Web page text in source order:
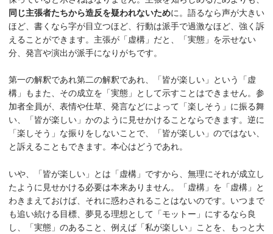
同じ主張者たちから造反を疑われないために。語るなら声が大きい
ほど、書くなら字が目立つほど、行動は派手で過激なほど、強く訴
えることができます。主張が「虚構」だと、「実態」を示せない
分、発言や演出が派手になりがちです。
第一の解釈であれ第二の解釈であれ、「皆が楽しい」という「虚
構」もまた、その成立を「実態」として示すことはできません。参
加者全員が、表情や仕草、発言などによって「楽しそう」に振る舞
い、「皆が楽しい」かのように見せかけることならできます。逆に
「楽しそう」な振りをしないことで、「皆が楽しい」のではない、
と訴えることもできます。本心はどうであれ。
いや、「皆が楽しい」とは「虚構」ですから、無理にそれが成立し
たように見せかける必要は本来ありません。「虚構」を「虚構」と
わきまえておけば、それに惑わされることはないのです。いつまで
も追い続ける目標、夢見る理想として「モットー」にするなら良
し、「実態」のあること、例えば「私が楽しい」ことを、もっと大